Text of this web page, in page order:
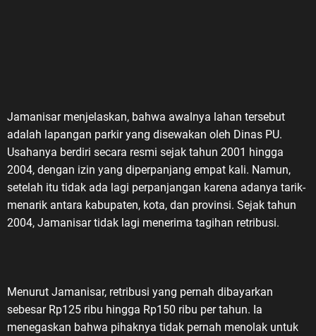
Jamanisar menjelaskan, bahwa awalnya lahan tersebut
adalah lapangan parkir yang disewakan oleh Dinas PU.
Usahanya berdiri secara resmi sejak tahun 2001 hingga
2004, dengan izin yang diperpanjang empat kali. Namun,
setelah itu tidak ada lagi perpanjangan karena adanya tarik-
menarik antara kabupaten, kota, dan provinsi. Sejak tahun
2004, Jamanisar tidak lagi menerima tagihan retribusi.
Menurut Jamanisar, retribusi yang pernah dibayarkan
sebesar Rp125 ribu hingga Rp150 ribu per tahun. Ia
menegaskan bahwa pihaknya tidak pernah menolak untuk